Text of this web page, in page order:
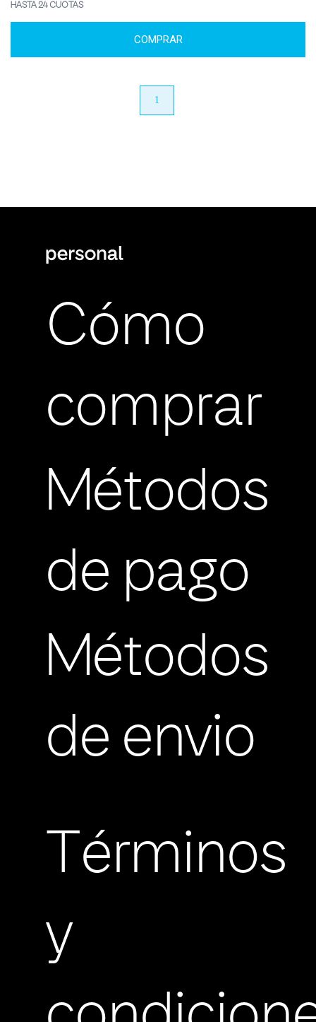
HASTA 24 CUOTAS
COMPRAR
1
Cómo
comprar
Métodos
de pago
Métodos
de envio
Términos
y